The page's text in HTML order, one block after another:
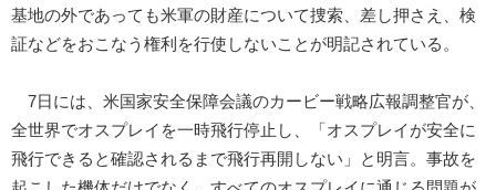
基地の外であっても米軍の財産について捜索、差し押さえ、検
証などをおこなう権利を行使しないことが明記されている。
7日には、米国家安全保障会議のカービー戦略広報調整官が、
全世界でオスプレイを一時飛行停止し、「オスプレイが安全に
飛行できると確認されるまで飛行再開しない」と明言。事故を